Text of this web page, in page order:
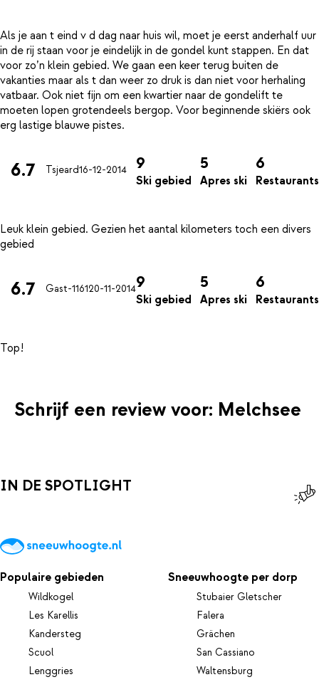
Als je aan t eind v d dag naar huis wil, moet je eerst anderhalf uur
in de rij staan voor je eindelijk in de gondel kunt stappen. En dat
voor zo’n klein gebied. We gaan een keer terug buiten de
vakanties maar als t dan weer zo druk is dan niet voor herhaling
vatbaar. Ook niet fijn om een kwartier naar de gondelift te
moeten lopen grotendeels bergop. Voor beginnende skiërs ook
6.7 Tsjeard16-12-2014 9
Ski gebied
5
Apres ski
6
Restaurants
Leuk klein gebied. Gezien het aantal kilometers toch een divers
6.7 Gast-116120-11-20149
Ski gebied
5
Apres ski
6
Restaurants
Schrijf een review voor: Melchsee
IN DE SPOTLIGHT
Populaire gebieden
Wildkogel
Les Karellis
Kandersteg
Scuol
Lenggries
Sneeuwhoogte per dorp
Stubaier Gletscher
Falera
Grächen
San Cassiano
Waltensburg